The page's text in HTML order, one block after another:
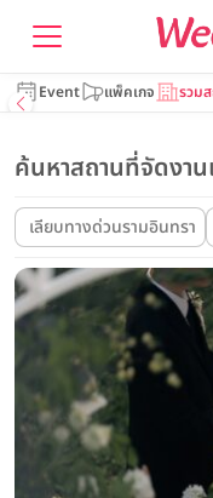
Event แพ็คเกจ รวม
ค้นหาสถานที่จัดงา
เลียบทางด่วนรามอินทรา